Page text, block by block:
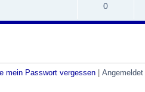
0
mein Passwort vergessen Angemeldet